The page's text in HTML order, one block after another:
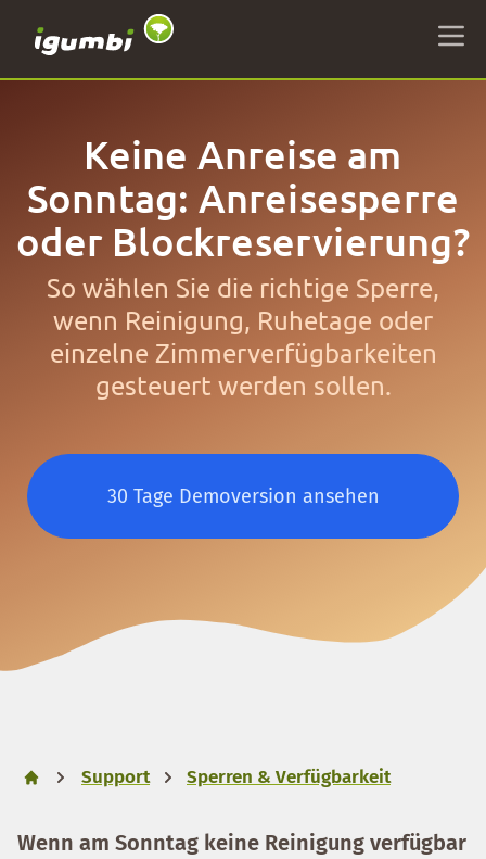
Keine Anreise am
Sonntag: Anreisesperre
oder Blockreservierung?
So wählen Sie die richtige Sperre,
wenn Reinigung, Ruhetage oder
einzelne Zimmerverfügbarkeiten
gesteuert werden sollen.
30 Tage Demoversion ansehen
Support Sperren & Verfügbarkeit
Wenn am Sonntag keine Reinigung verfügbar